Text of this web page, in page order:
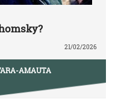
21/02/2026
AMAUTA